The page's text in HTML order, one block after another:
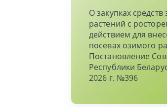
О закупках
растений с
действием для
посевах озимого
Постановление
Республики
2026 г. №396